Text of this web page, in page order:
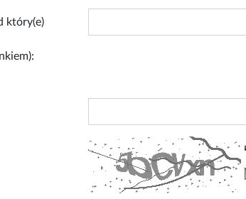
który(e)